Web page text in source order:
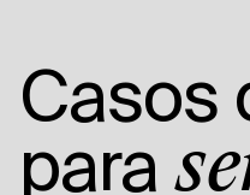
Casos
para